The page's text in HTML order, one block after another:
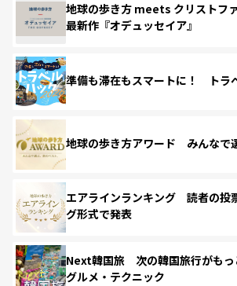
地球の歩き方 meets クリストフ
最新作『オデュッセイア』
準備も滞在もスマートに！ トラ
地球の歩き方アワード みんなで
エアラインランキング 読者の投
グ形式で発表
Next韓国旅 次の韓国旅行がもっ
グルメ・テクニック